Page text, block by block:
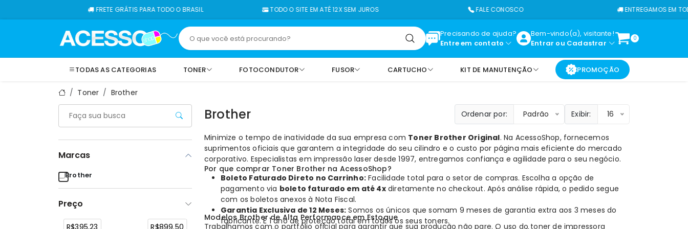
FRETE GRÁTIS PARA TODO O BRASIL TODO O SITE EM ATÉ 12X SEM JUROS FALE CONOSCO ENTREGAMOS EM TODO O
Precisando de ajuda?
Entre em contato
Bem-vindo(a), visitante!
Entrar ou Cadastrar
0
TODAS AS CATEGORIAS TONER FOTOCONDUTOR FUSOR CARTUCHO KIT DE MANUTENÇÃO PROMOÇÃO
Toner Brother
Marcas
Brother
Preço
Brother Ordenar por: Padrão Exibir: 16
Minimize o tempo de inatividade da sua empresa com Toner Brother Original. Na AcessoShop, fornecemos
suprimentos oficiais que garantem a integridade do seu cilindro e o custo por página mais eficiente do mercado
corporativo. Especialistas em impressão laser desde 1997, entregamos confiança e agilidade para o seu negócio.
Por que comprar Toner Brother na AcessoShop?
Boleto Faturado Direto no Carrinho: Facilidade total para o setor de compras. Escolha a opção de
pagamento via boleto faturado em até 4xdiretamente no checkout. Após análise rápida, o pedido segue
com os boletos anexos à Nota Fiscal.
Garantia Exclusiva de 12 Meses: Somos os únicos que somam 9 meses de garantia extra aos 3 meses do
fabricante. É 1 ano de proteção total em todos os seus toners.
Modelos Brother de Alta Performance em Estoque
Trabalhamos com o portfólio oficial para garantir que sua produção não pare. O uso do toner de impressora